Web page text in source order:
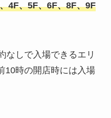
4F、5F、6F、8F、9F
なしで入場できるエリ
10時の開店時には入場